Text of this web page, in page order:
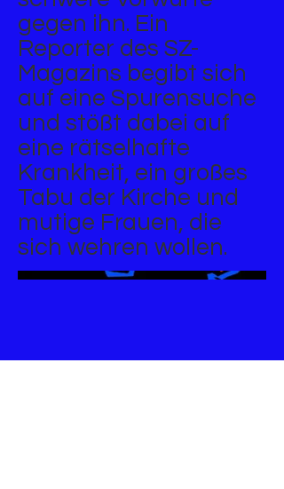
gegen ihn. Ein
Reporter des SZ-
Magazins begibt sich
auf eine Spurensuche
und stößt dabei auf
eine rätselhafte
Krankheit, ein großes
Tabu der Kirche und
mutige Frauen, die
sich wehren wollen.